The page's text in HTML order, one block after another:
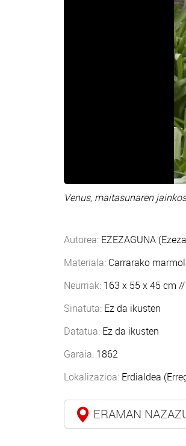
Venus, maitasunaren
Autorea: EZEZAGUNA
Materiala: Carrarako
Neurriak: 163 x 55 x 45 cm
Sinatuta: Ez da ikusten
Datatua: Ez da ikusten
Garaia: 1862
Lokalizazioa: Erdialdea
ERAMAN